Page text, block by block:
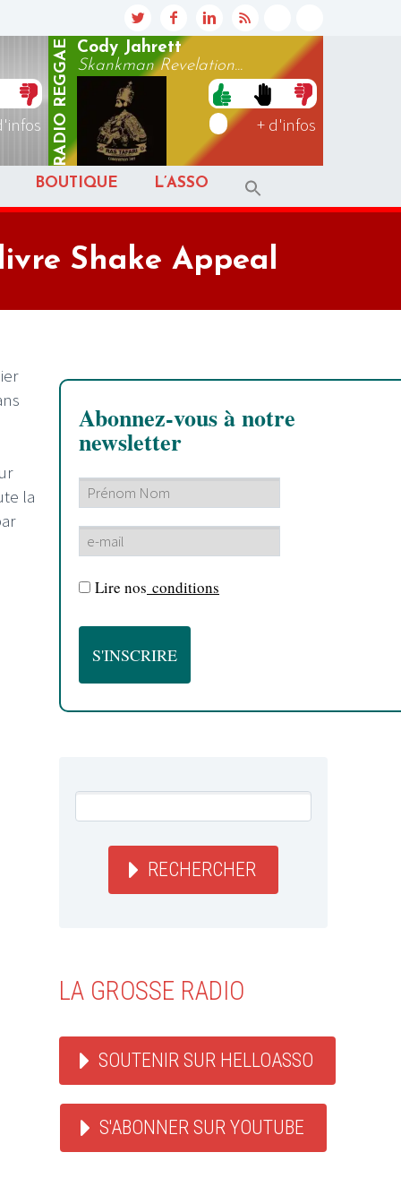
RADIO
REGGAE
Cody Jahrett
Skankman Revelation...
+ d'infos
BOUTIQUE L’ASSO
Shake Appeal
la
Abonnez-vous à notre
newsletter
Lire nos conditions
RECHERCHER
LA GROSSE RADIO
SOUTENIR SUR HELLOASSO
S'ABONNER SUR YOUTUBE